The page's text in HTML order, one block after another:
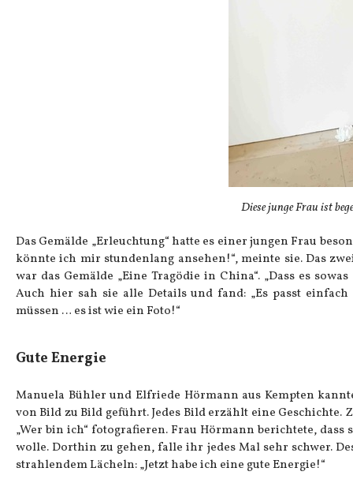
Diese junge Frau ist
Das Gemälde „Erleuchtung“ hatte es einer jungen Frau
könnte ich mir stundenlang ansehen!“, meinte sie. Das
war das Gemälde „Eine Tragödie in China“. „Dass es
Auch hier sah sie alle Details und fand: „Es passt
müssen … es ist wie ein Foto!“
Gute Energie
Manuela Bühler und Elfriede Hörmann aus Kempten
von Bild zu Bild geführt. Jedes Bild erzählt eine
„Wer bin ich“ fotografieren. Frau Hörmann berichtete,
wolle. Dorthin zu gehen, falle ihr jedes Mal sehr schwer.
strahlendem Lächeln: „Jetzt habe ich eine gute Energie!“